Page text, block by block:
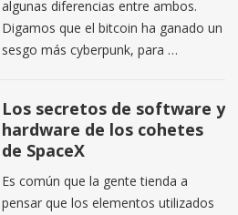
algunas diferencias entre ambos.
Digamos que el bitcoin ha ganado un
sesgo más cyberpunk, para …
Los secretos de software y
hardware de los cohetes
de SpaceX
Es común que la gente tienda a
pensar que los elementos utilizados